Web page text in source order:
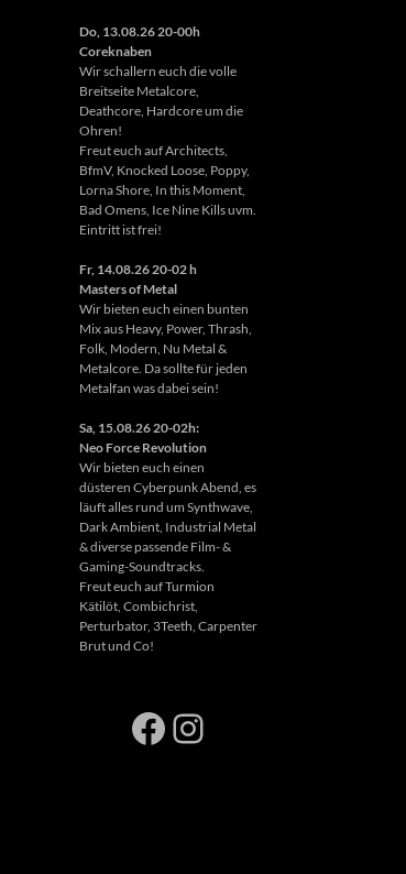
Do, 13.08.26 20-00h
Coreknaben
Wir schallern euch die volle
Breitseite Metalcore,
Deathcore, Hardcore um die
Ohren!
Freut euch auf Architects,
BfmV, Knocked Loose, Poppy,
Lorna Shore, In this Moment,
Bad Omens, Ice Nine Kills uvm.
Eintritt ist frei!
Fr, 14.08.26 20-02 h
Masters of Metal
Wir bieten euch einen bunten
Mix aus Heavy, Power, Thrash,
Folk, Modern, Nu Metal &
Metalcore. Da sollte für jeden
Metalfan was dabei sein!
Sa, 15.08.26 20-02h:
Neo Force Revolution
Wir bieten euch einen
düsteren Cyberpunk Abend, es
läuft alles rund um Synthwave,
Dark Ambient, Industrial Metal
& diverse passende Film- &
Gaming-Soundtracks.
Freut euch auf Turmion
Kätilöt, Combichrist,
Perturbator, 3Teeth, Carpenter
Brut und Co!
Facebook
Instagram